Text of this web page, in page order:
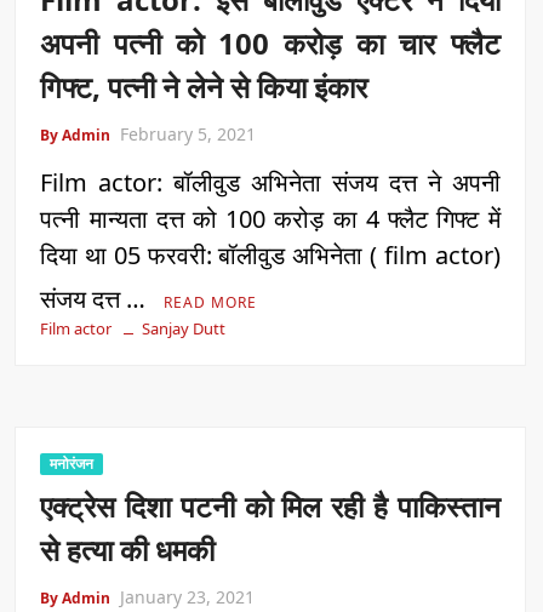
अपनी पत्नी को 100 करोड़ का चार फ्लैट
गिफ्ट, पत्नी ने लेने से किया इंकार
By Admin February 5, 2021
Film actor: बॉलीवुड अभिनेता संजय दत्त ने अपनी
पत्नी मान्यता दत्त को 100 करोड़ का 4 फ्लैट गिफ्ट में
दिया था 05 फरवरी: बॉलीवुड अभिनेता ( film actor)
संजय दत्त …
READ MORE
Film actor Sanjay Dutt
मनोरंजन
एक्ट्रेस दिशा पटनी को मिल रही है पाकिस्तान
से हत्या की धमकी
By Admin January 23, 2021